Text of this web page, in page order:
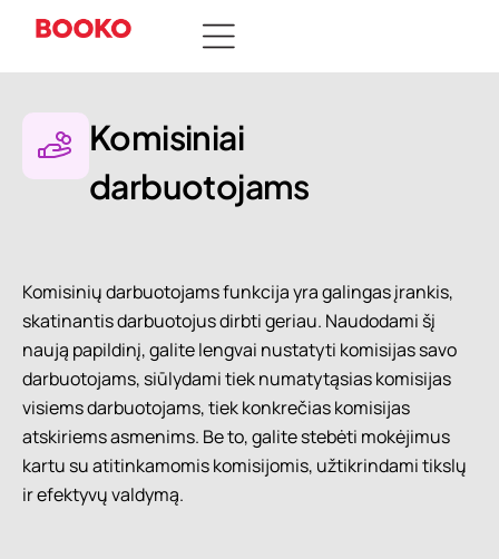
Komisiniai
darbuotojams
Komisinių darbuotojams funkcija yra galingas įrankis,
skatinantis darbuotojus dirbti geriau. Naudodami šį
naują papildinį, galite lengvai nustatyti komisijas savo
darbuotojams, siūlydami tiek numatytąsias komisijas
visiems darbuotojams, tiek konkrečias komisijas
atskiriems asmenims. Be to, galite stebėti mokėjimus
kartu su atitinkamomis komisijomis, užtikrindami tikslų
ir efektyvų valdymą.